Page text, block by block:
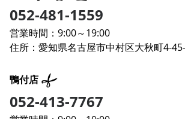
052-481-1559
営業時間：9:00～19:00
住所：愛知県名古屋市中村区大秋町4-
鴨付店
052-413-7767